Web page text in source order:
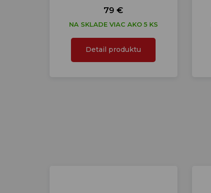
79 €
NA SKLADE VIAC AKO 5 KS
Detail produktu